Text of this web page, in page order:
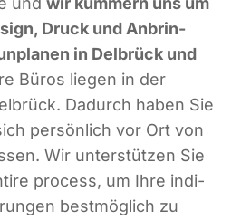
Druck und Anbrin­
in Del­brück und
Büros lie­gen in der
Dadurch haben Sie
per­sön­lich vor Ort von
Wir unter­stüt­zen Sie
pro­cess, um Ihre indi­
best­mög­lich zu